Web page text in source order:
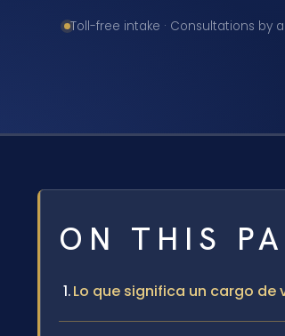
Toll-free intake · Consultations by
ON THIS
Lo que significa un cargo